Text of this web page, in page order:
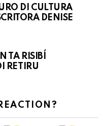
DI CULTURA
DENISE
TA RISIBÍ
RETIRU